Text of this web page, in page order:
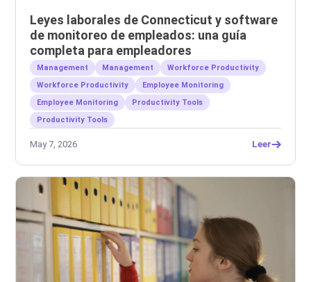
Leyes laborales de Connecticut y software
de monitoreo de empleados: una guía
completa para empleadores
Management Management
Workforce Productivity
Workforce Productivity
Employee Monitoring
Employee Monitoring
Productivity Tools
Productivity Tools
May 7, 2026 Leer